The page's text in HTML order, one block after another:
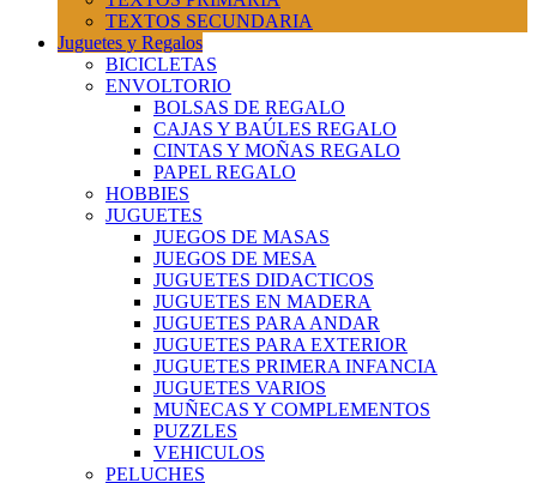
TEXTOS SECUNDARIA
Juguetes y Regalos
BICICLETAS
ENVOLTORIO
BOLSAS DE REGALO
CAJAS Y BAÚLES REGALO
CINTAS Y MOÑAS REGALO
PAPEL REGALO
HOBBIES
JUGUETES
JUEGOS DE MASAS
JUEGOS DE MESA
JUGUETES DIDACTICOS
JUGUETES EN MADERA
JUGUETES PARA ANDAR
JUGUETES PARA EXTERIOR
JUGUETES PRIMERA INFANCIA
JUGUETES VARIOS
MUÑECAS Y COMPLEMENTOS
PUZZLES
VEHICULOS
PELUCHES